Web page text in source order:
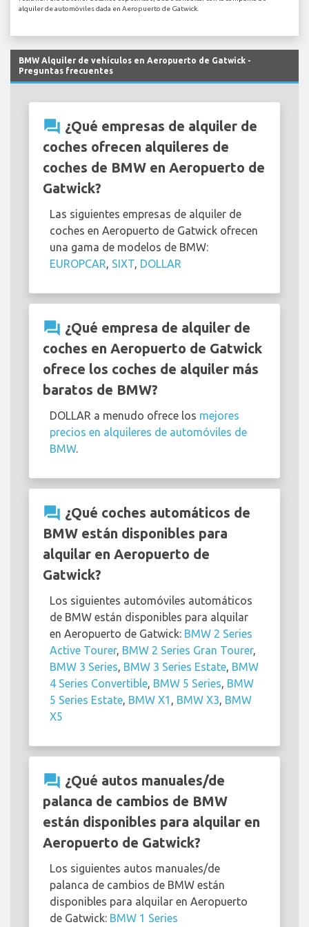
alquiler de automóviles dada en Aeropuerto de Gatwick.
BMW Alquiler de vehículos en Aeropuerto de Gatwick -
Preguntas frecuentes
question_answer ¿Qué empresas de alquiler de
coches ofrecen alquileres de
coches de BMW en Aeropuerto de
Gatwick?
Las siguientes empresas de alquiler de
coches en Aeropuerto de Gatwick ofrecen
una gama de modelos de BMW:
EUROPCAR SIXT DOLLAR
question_answer ¿Qué empresa de alquiler de
coches en Aeropuerto de Gatwick
ofrece los coches de alquiler más
baratos de BMW?
DOLLAR a menudo ofrece los mejores
precios en alquileres de automóviles de
BMW.
question_answer ¿Qué coches automáticos de
BMW están disponibles para
alquilar en Aeropuerto de
Gatwick?
Los siguientes automóviles automáticos
de BMW están disponibles para alquilar
en Aeropuerto de Gatwick: BMW 2 Series
Active Tourer, BMW 2 Series Gran Tourer,
BMW 3 Series BMW 3 Series Estate BMW
4 Series Convertible BMW 5 Series BMW
5 Series Estate BMW X1 BMW X3 BMW
X5
question_answer ¿Qué autos manuales/de
palanca de cambios de BMW
están disponibles para alquilar en
Aeropuerto de Gatwick?
Los siguientes autos manuales/de
palanca de cambios de BMW están
disponibles para alquilar en Aeropuerto
de Gatwick: BMW 1 Series